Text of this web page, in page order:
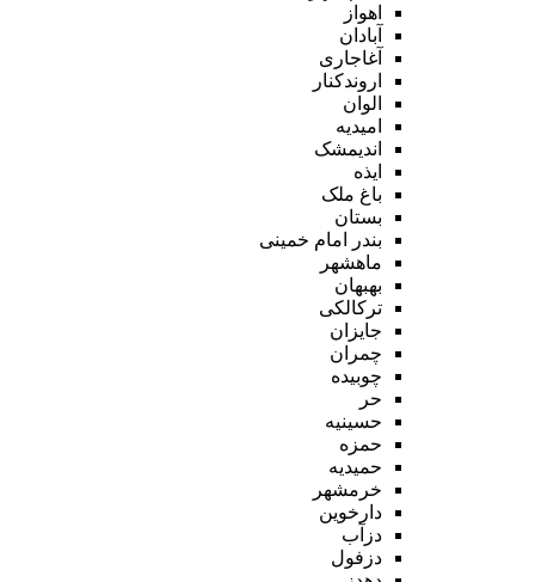
اهواز
آبادان
آغاجاری
اروندکنار
الوان
امیدیه
اندیمشک
ایذه
باغ ملک
بستان
بندر امام خمینی
ماهشهر
بهبهان
ترکالکی
جایزان
چمران
چوبیده
حر
حسینیه
حمزه
حمیدیه
خرمشهر
دارخوین
دزآب
دزفول